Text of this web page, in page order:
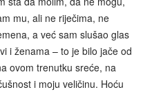
mu, ali ne riječima, ne
a već sam slušao glas
i ženama – to je bilo jače od
ovom trenutku sreće, na
i moju veličinu. Hoću